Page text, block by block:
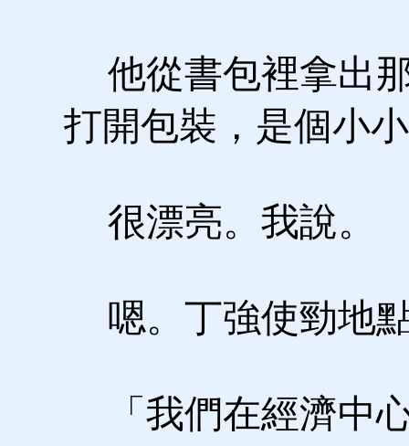
他從書包裡拿出
打開包裝，是個小
很漂亮。我說。
嗯。丁強使勁地
「我們在經濟中